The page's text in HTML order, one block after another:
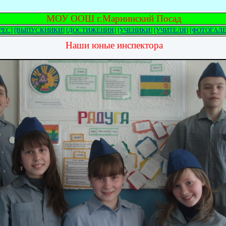
МОУ ООШ г.Мариинский Посад
[ВЫПУСКНИКИ] [ДОСТИЖЕНИЯ] [УЧЕНИКИ] [УЧИТЕЛЯ]
Наши юные инспектора